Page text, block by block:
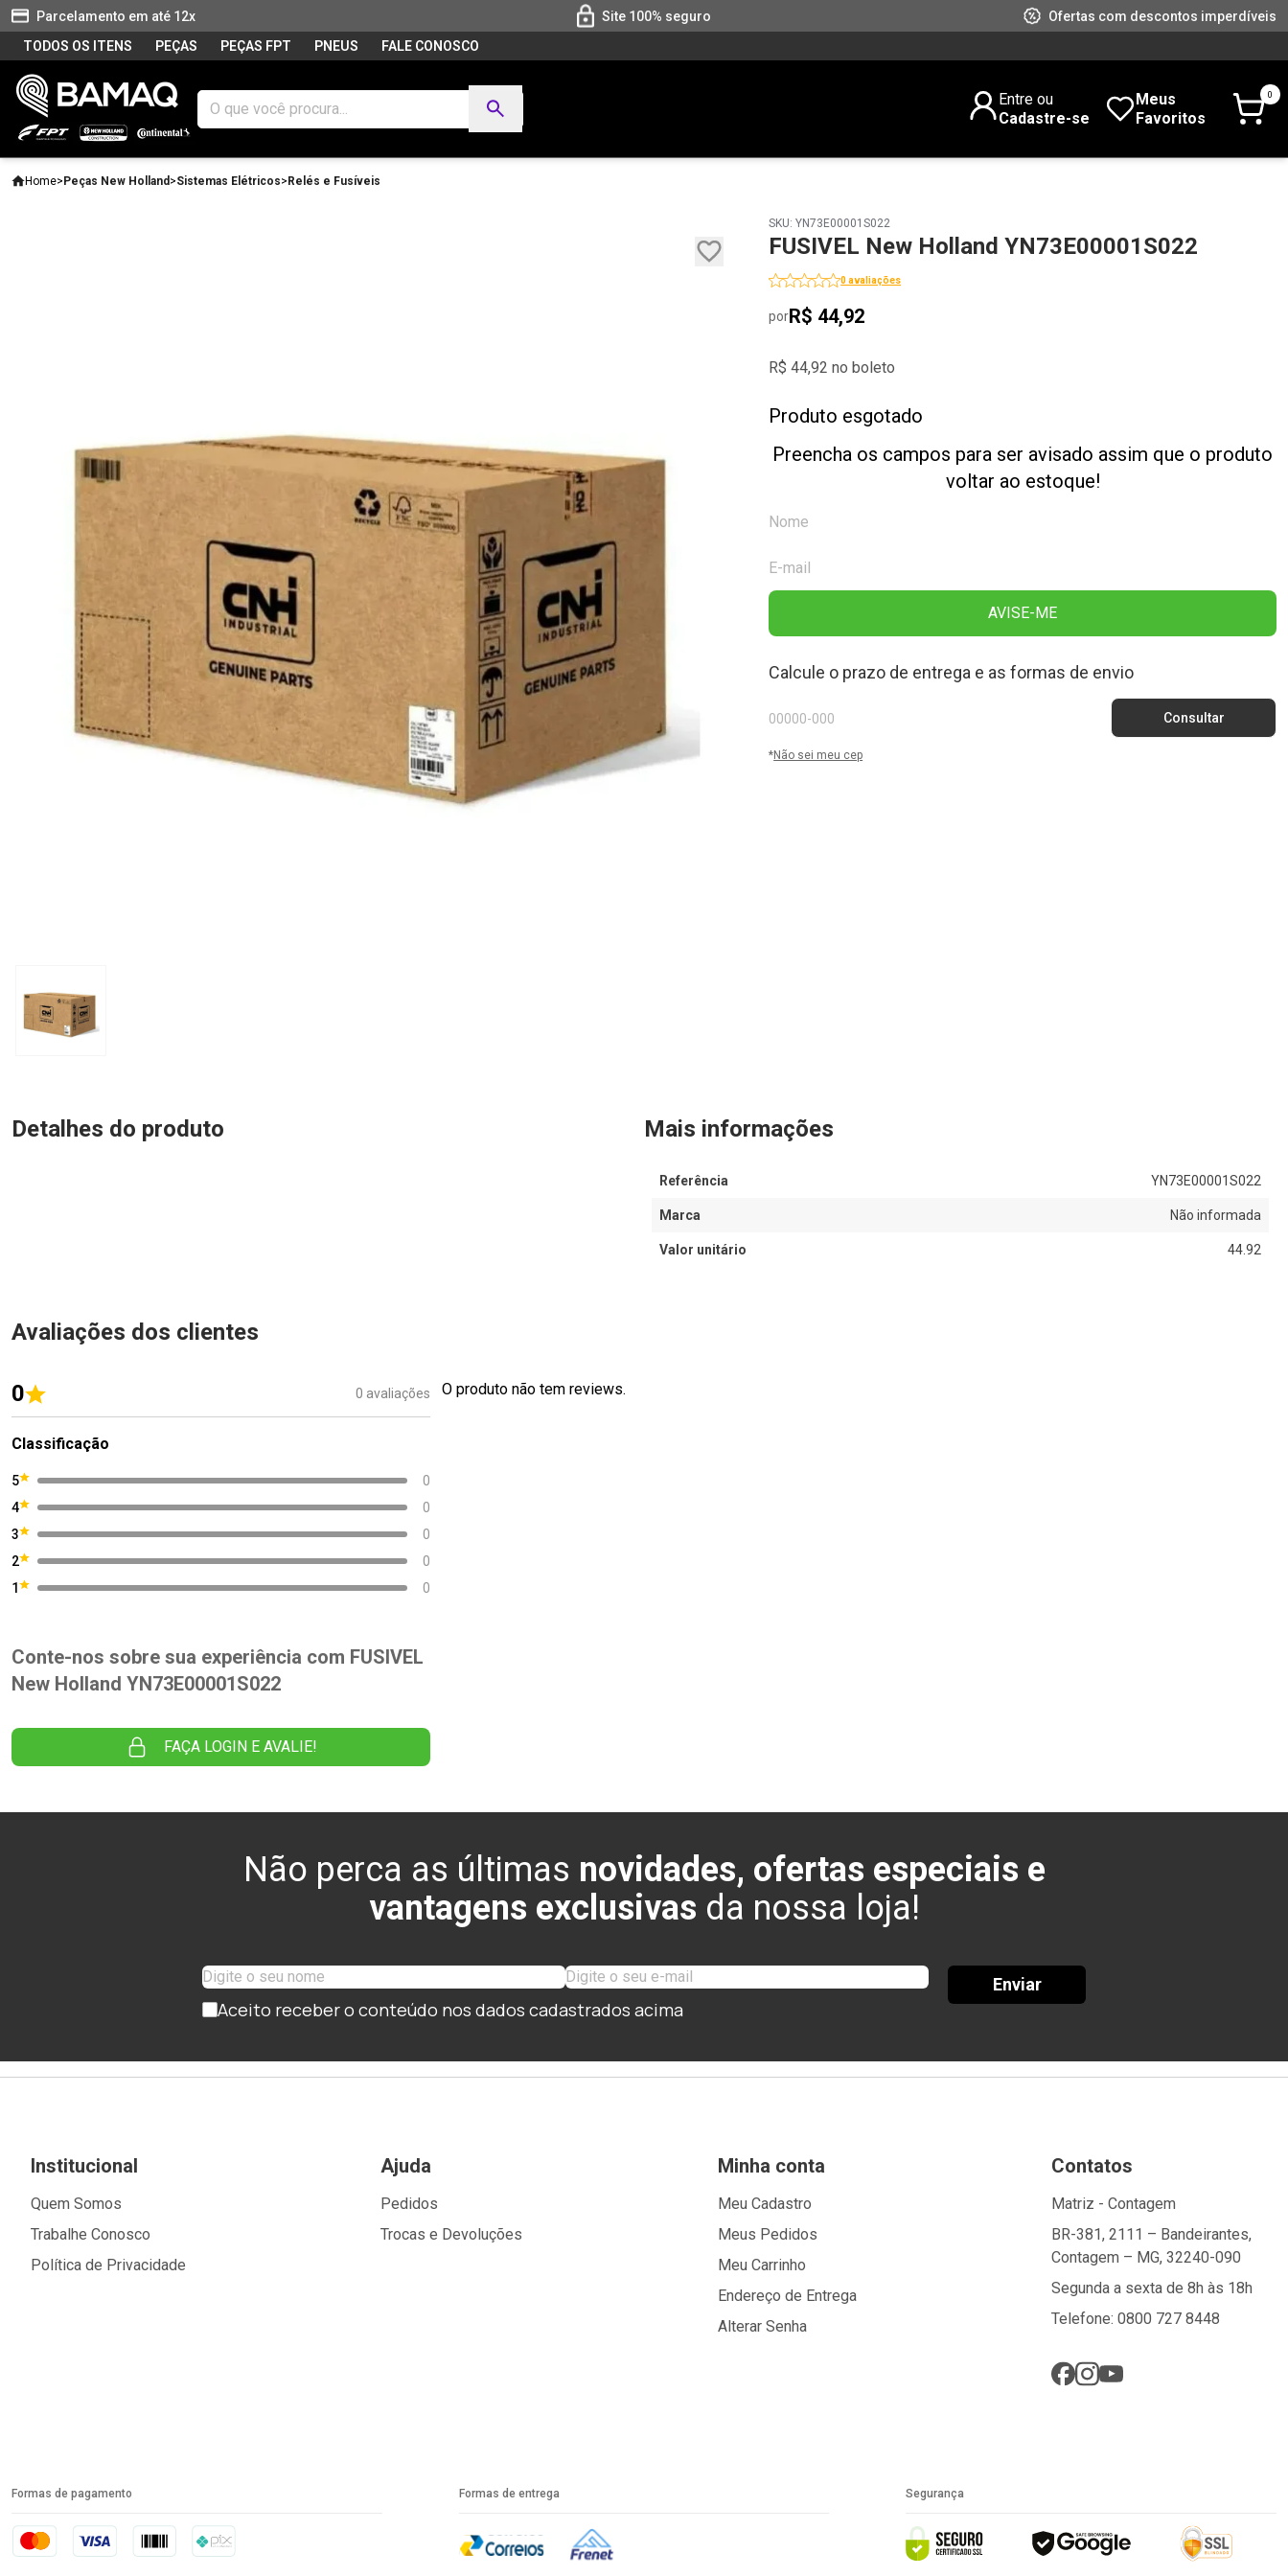
Parcelamento em até 12x Site 100% seguro
Ofertas com descontos imperdíveis
TODOS OS ITENS
PEÇAS PEÇAS FPT PNEUS FALE CONOSCO
Entre ou
Cadastre-se
Meus
Favoritos
0
Home> Peças New Holland >Sistemas Elétricos> Relés e Fusíveis
SKU: YN73E00001S022
FUSIVEL New Holland YN73E00001S022
0 avaliações
porR$ 44,92
R$ 44,92 no boleto
Produto esgotado
Preencha os campos para ser avisado assim que o produto
voltar ao estoque!
AVISE-ME
Calcule o prazo de entrega e as formas de envio
*Não sei meu cep
Detalhes do produto Mais informações
Referência YN73E00001S022
Marca Não informada
Valor unitário 44.92
Avaliações dos clientes
0 0 avaliações
Classificação
5
0
4
0
3
0
2
0
1
0
Conte-nos sobre sua experiência com FUSIVEL
New Holland YN73E00001S022
FAÇA LOGIN E AVALIE!
O produto não tem reviews.
Não perca as últimas novidades, ofertas especiais e
vantagens exclusivas da nossa loja!
Aceito receber o conteúdo nos dados cadastrados acima
Enviar
Institucional
Quem Somos
Trabalhe Conosco
Política de Privacidade
Ajuda
Pedidos
Trocas e Devoluções
Minha conta
Meu Cadastro
Meus Pedidos
Meu Carrinho
Endereço de Entrega
Alterar Senha
Contatos
Matriz - Contagem
BR-381, 2111 – Bandeirantes,
Contagem – MG, 32240-090
Segunda a sexta de 8h às 18h
Telefone: 0800 727 8448
Formas de pagamento Formas de entrega Segurança